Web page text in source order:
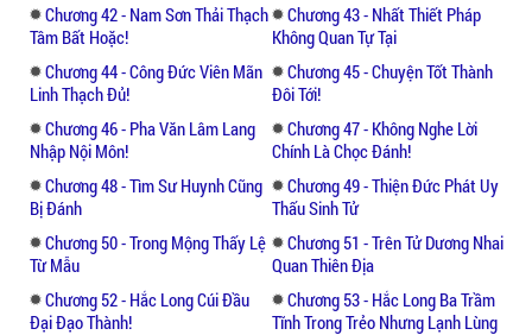
Chương 42 - Nam Sơn Thải Thạch
Tâm Bất Hoặc!
Chương 43 - Nhất Thiết Pháp
Không Quan Tự Tại
Chương 44 - Công Đức Viên Mãn
Linh Thạch Đủ!
Chương 45 - Chuyện Tốt Thành
Đôi Tới!
Chương 46 - Pha Văn Lâm Lang
Nhập Nội Môn!
Chương 47 - Không Nghe Lời
Chính Là Chọc Đánh!
Chương 48 - Tìm Sư Huynh Cũng
Bị Đánh
Chương 49 - Thiện Đức Phát Uy
Thấu Sinh Tử
Chương 50 - Trong Mộng Thấy Lệ
Từ Mẫu
Chương 51 - Trên Tử Dương Nhai
Quan Thiên Địa
Chương 52 - Hắc Long Cúi Đầu
Đại Đạo Thành!
Chương 53 - Hắc Long Ba Trầm
Tĩnh Trong Trẻo Nhưng Lạnh Lùng